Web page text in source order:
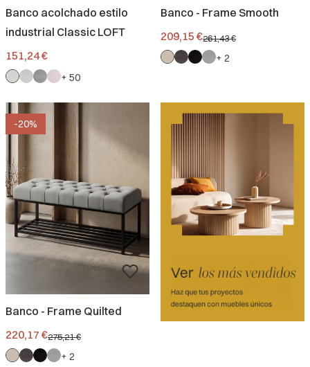
Banco acolchado estilo
industrial Classic LOFT
Precio
151,24 €
+ 50
Banco - Frame Smooth
Precio promocional.
209,15 €261,43 €
+ 2
-20%
Banco - Frame Quilted
Precio promocional.
220,17 €275,21 €
+ 2